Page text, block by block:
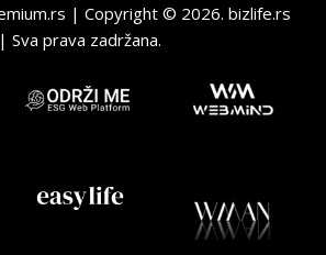
| Copyright © 2026.bizlife.rs
| Sva prava zadržana.